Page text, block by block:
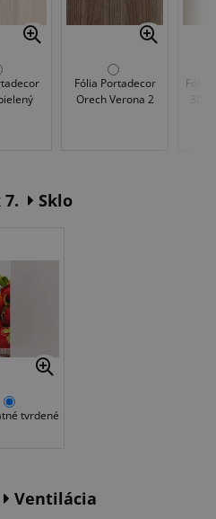
Fólia Portadecor
Orech Verona 2
Fólia
7. Sklo
tvrdené
Ventilácia